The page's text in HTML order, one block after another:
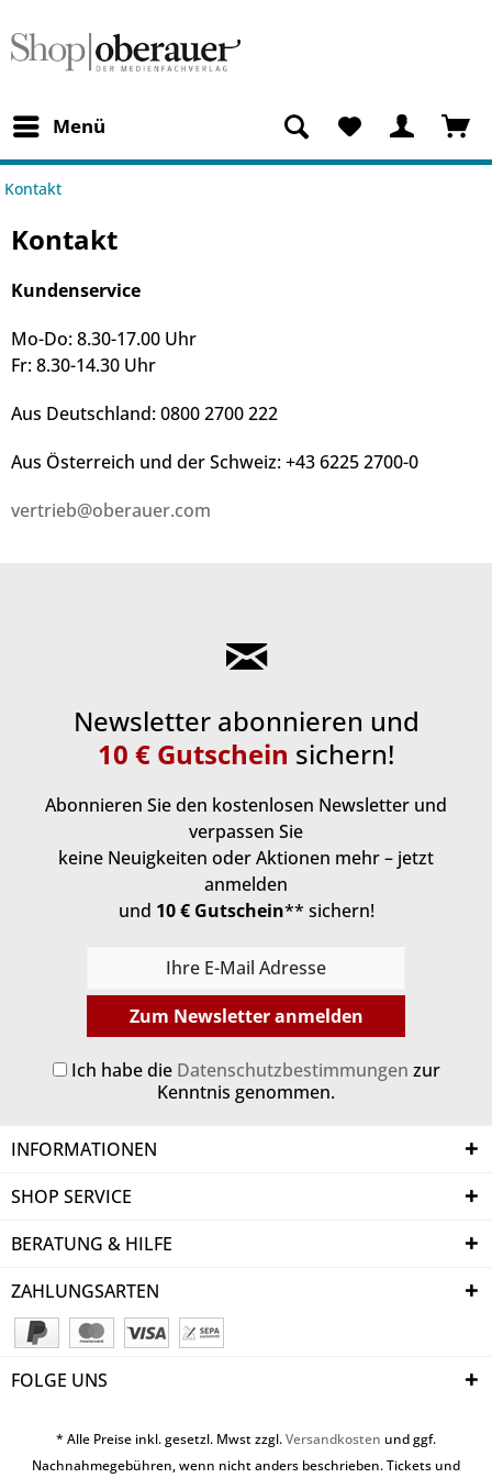
Menü
Kontakt
Kontakt
Kundenservice
Mo-Do: 8.30-17.00 Uhr
Fr: 8.30-14.30 Uhr
Aus Deutschland: 0800 2700 222
Aus Österreich und der Schweiz: +43 6225 2700-0
vertrieb@oberauer.com
Newsletter abonnieren und
10 € Gutschein sichern!
Abonnieren Sie den kostenlosen Newsletter und
verpassen Sie
keine Neuigkeiten oder Aktionen mehr – jetzt
anmelden
und 10 € Gutschein** sichern!
Zum Newsletter anmelden
Ich habe die Datenschutzbestimmungen zur
Kenntnis genommen.
INFORMATIONEN
SHOP SERVICE
BERATUNG & HILFE
ZAHLUNGSARTEN
FOLGE UNS
* Alle Preise inkl. gesetzl. Mwst zzgl.Versandkosten und ggf.
Nachnahmegebühren, wenn nicht anders beschrieben. Tickets und